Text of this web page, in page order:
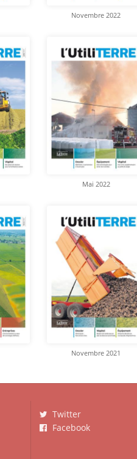
Novembre 2022
Mai 2022
Novembre 2021
Twitter
Facebook